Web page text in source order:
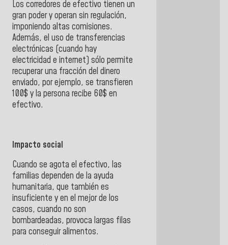
Los corredores de efectivo tienen un
gran poder y operan sin regulación,
imponiendo altas comisiones.
Además, el uso de transferencias
electrónicas (cuando hay
electricidad e internet) sólo permite
recuperar una fracción del dinero
enviado, por ejemplo, se transfieren
100$ y la persona recibe 60$ en
efectivo.
Impacto social
Cuando se agota el efectivo, las
familias dependen de la ayuda
humanitaria, que también es
insuficiente y en el mejor de los
casos, cuando no son
bombardeadas, provoca largas filas
para conseguir alimentos.